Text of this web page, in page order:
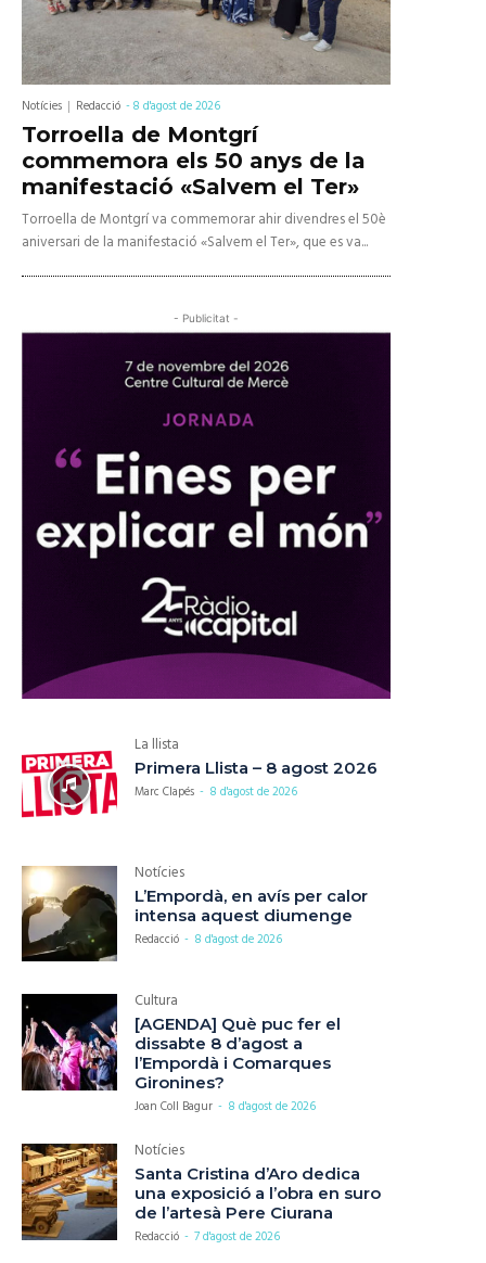
Notícies Redacció -8 d'agost de 2026
Torroella de Montgrí
commemora els 50 anys de la
manifestació «Salvem el Ter»
Torroella de Montgrí va commemorar ahir divendres el 50è
aniversari de la manifestació «Salvem el Ter», que es va...
- Publicitat -
La llista
Primera Llista – 8 agost 2026
Marc Clapés - 8 d'agost de 2026
Notícies
L’Empordà, en avís per calor
intensa aquest diumenge
Redacció - 8 d'agost de 2026
Cultura
[AGENDA] Què puc fer el
dissabte 8 d’agost a
l’Empordà i Comarques
Gironines?
Joan Coll Bagur - 8 d'agost de 2026
Notícies
Santa Cristina d’Aro dedica
una exposició a l’obra en suro
de l’artesà Pere Ciurana
Redacció - 7 d'agost de 2026